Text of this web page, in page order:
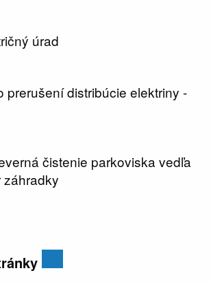
úrad
prerušení distribúcie elektriny -
čistenie parkoviska vedľa
záhradky